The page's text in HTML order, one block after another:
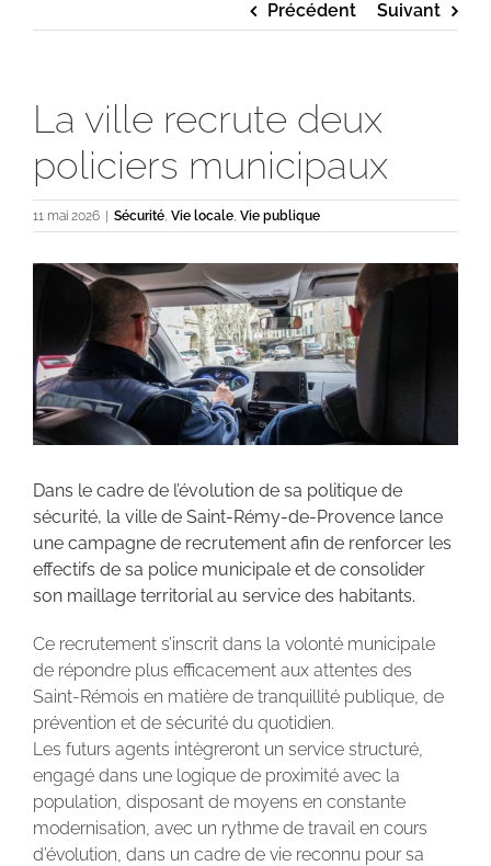
Précédent Suivant
La ville recrute deux
policiers municipaux
11 mai 2026 Sécurité, Vie locale, Vie publique
Voir
agrandie
Dans le cadre de l’évolution de sa politique de
sécurité, la ville de Saint-Rémy-de-Provence lance
une campagne de recrutement afin de renforcer les
effectifs de sa police municipale et de consolider
son maillage territorial au service des habitants.
Ce recrutement s’inscrit dans la volonté municipale
de répondre plus efficacement aux attentes des
Saint-Rémois en matière de tranquillité publique, de
prévention et de sécurité du quotidien.
Les futurs agents intègreront un service structuré,
engagé dans une logique de proximité avec la
population, disposant de moyens en constante
modernisation, avec un rythme de travail en cours
d’évolution, dans un cadre de vie reconnu pour sa